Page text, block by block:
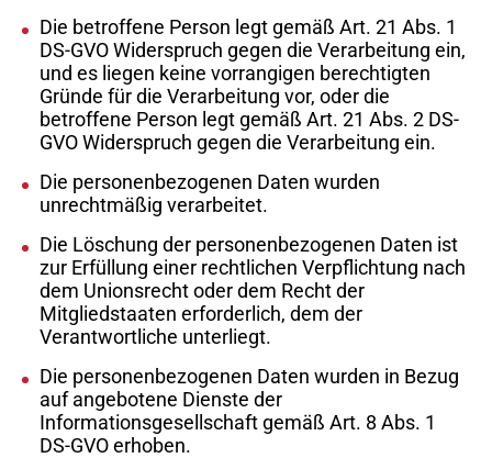
Die betroffene Person legt gemäß Art. 21 Abs. 1
DS-GVO Widerspruch gegen die Verarbeitung ein,
und es liegen keine vorrangigen berechtigten
Gründe für die Verarbeitung vor, oder die
betroffene Person legt gemäß Art. 21 Abs. 2 DS-
GVO Widerspruch gegen die Verarbeitung ein.
Die personenbezogenen Daten wurden
unrechtmäßig verarbeitet.
Die Löschung der personenbezogenen Daten ist
zur Erfüllung einer rechtlichen Verpflichtung nach
dem Unionsrecht oder dem Recht der
Mitgliedstaaten erforderlich, dem der
Verantwortliche unterliegt.
Die personenbezogenen Daten wurden in Bezug
auf angebotene Dienste der
Informationsgesellschaft gemäß Art. 8 Abs. 1
DS-GVO erhoben.